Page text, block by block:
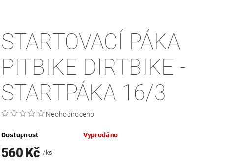
STARTOVACÍ PÁKA
PITBIKE DIRTBIKE -
STARTPÁKA 16/3
Neohodnoceno
Dostupnost Vyprodáno
560 Kč/ ks